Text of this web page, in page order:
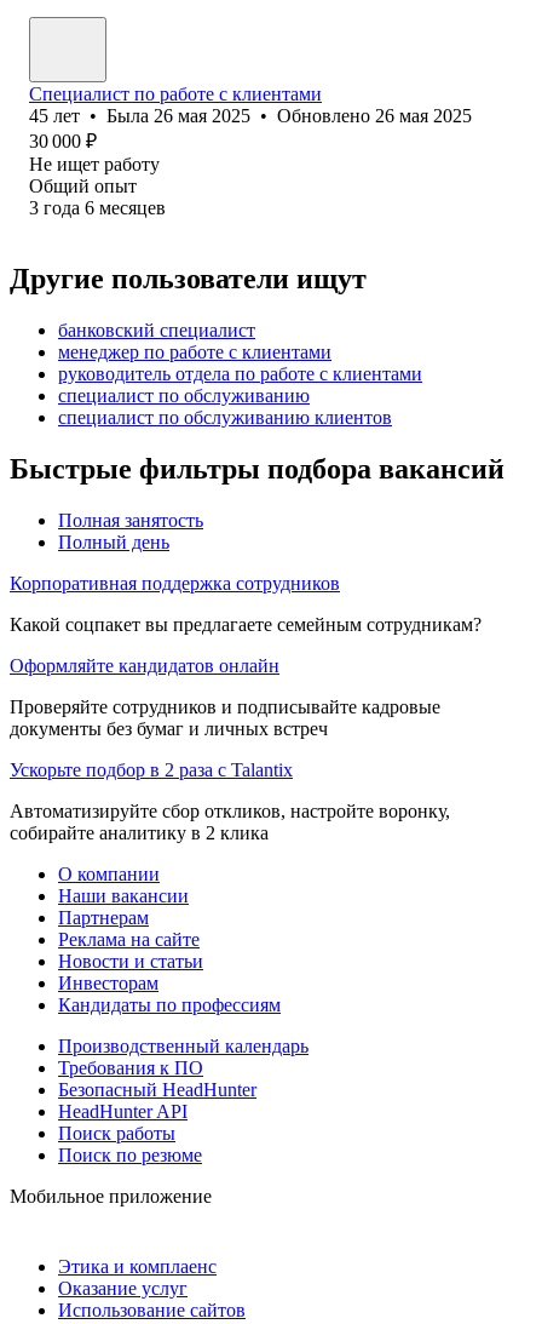
Специалист по работе с клиентами
45 лет • Была 26 мая 2025 • Обновлено 26 мая 2025
30 000 ₽
Не ищет работу
Общий опыт
3 года 6 месяцев
Другие пользователи ищут
банковский специалист
менеджер по работе с клиентами
руководитель отдела по работе с клиентами
специалист по обслуживанию
специалист по обслуживанию клиентов
Быстрые фильтры подбора вакансий
Полная занятость
Полный день
Корпоративная поддержка сотрудников
Какой соцпакет вы предлагаете семейным сотрудникам?
Оформляйте кандидатов онлайн
Проверяйте сотрудников и подписывайте кадровые
документы без бумаг и личных встреч
Ускорьте подбор в 2 раза с Talantix
Автоматизируйте сбор откликов, настройте воронку,
собирайте аналитику в 2 клика
О компании
Наши вакансии
Партнерам
Реклама на сайте
Новости и статьи
Инвесторам
Кандидаты по профессиям
Производственный календарь
Требования к ПО
Безопасный HeadHunter
HeadHunter API
Поиск работы
Поиск по резюме
Мобильное приложение
Этика и комплаенс
Оказание услуг
Использование сайтов